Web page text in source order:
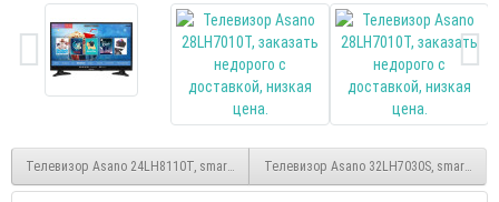
Телевизор Asano 24LH8110T, smart, HD, (Яндекс)Телевизор Asano 32LH7030S, smart, HD,